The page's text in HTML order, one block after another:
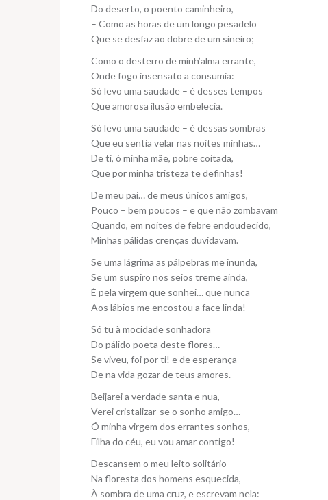
Do deserto, o poento caminheiro,
– Como as horas de um longo pesadelo
Que se desfaz ao dobre de um sineiro;
Como o desterro de minh’alma errante,
Onde fogo insensato a consumia:
Só levo uma saudade – é desses tempos
Que amorosa ilusão embelecia.
Só levo uma saudade – é dessas sombras
Que eu sentia velar nas noites minhas…
De ti, ó minha mãe, pobre coitada,
Que por minha tristeza te definhas!
De meu pai… de meus únicos amigos,
Pouco – bem poucos – e que não zombavam
Quando, em noites de febre endoudecido,
Minhas pálidas crenças duvidavam.
Se uma lágrima as pálpebras me inunda,
Se um suspiro nos seios treme ainda,
É pela virgem que sonhei… que nunca
Aos lábios me encostou a face linda!
Só tu à mocidade sonhadora
Do pálido poeta deste flores…
Se viveu, foi por ti! e de esperança
De na vida gozar de teus amores.
Beijarei a verdade santa e nua,
Verei cristalizar-se o sonho amigo…
Ó minha virgem dos errantes sonhos,
Filha do céu, eu vou amar contigo!
Descansem o meu leito solitário
Na floresta dos homens esquecida,
À sombra de uma cruz, e escrevam nela: